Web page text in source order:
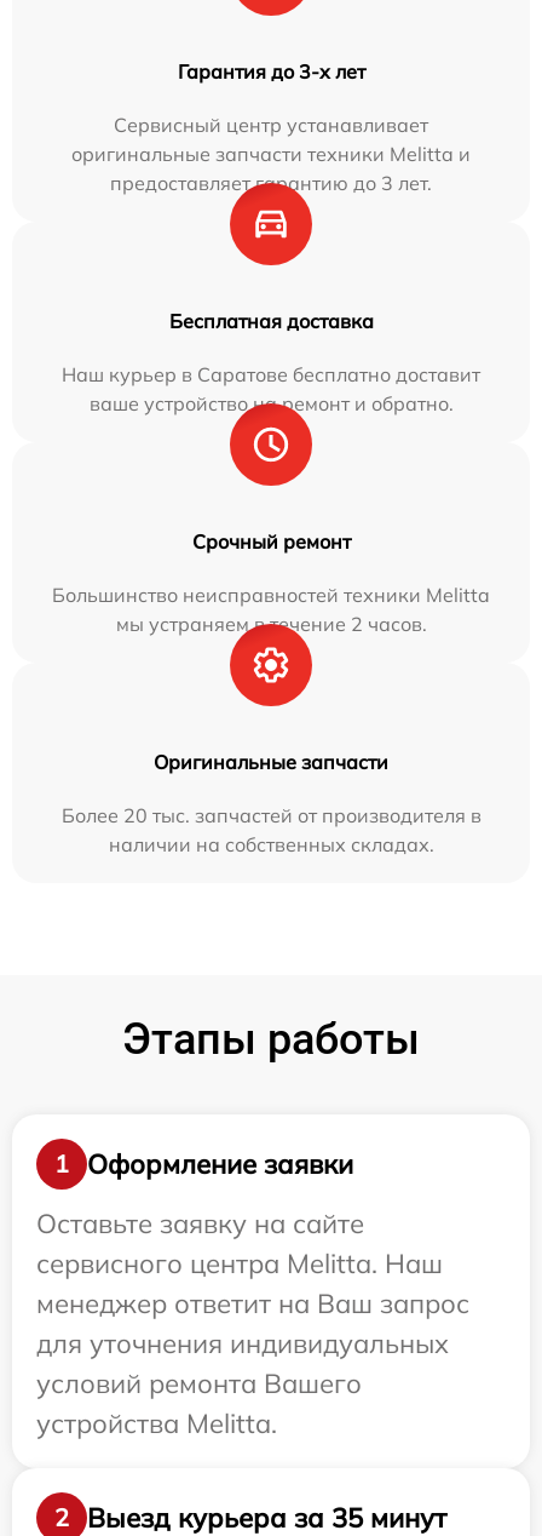
Гарантия до 3-х лет
Сервисный центр устанавливает
оригинальные запчасти техники Melitta и
предоставляет гарантию до 3 лет.
Бесплатная доставка
Наш курьер в Саратове бесплатно доставит
ваше устройство на ремонт и обратно.
Срочный ремонт
Большинство неисправностей техники Melitta
мы устраняем в течение 2 часов.
Оригинальные запчасти
Более 20 тыс. запчастей от производителя в
наличии на собственных складах.
Этапы работы
1
Оформление заявки
Оставьте заявку на сайте
сервисного центра Melitta. Наш
менеджер ответит на Ваш запрос
для уточнения индивидуальных
условий ремонта Вашего
устройства Melitta.
2 Выезд курьера за 35 минут